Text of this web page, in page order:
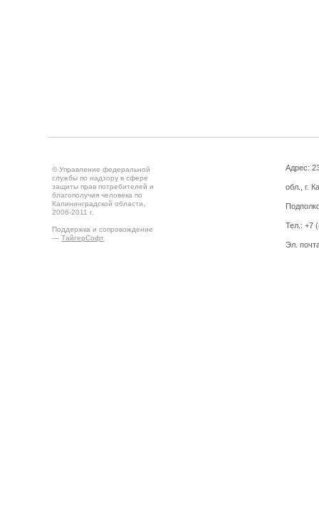
© Управление федеральной
службы по надзору в сфере
защиты прав потребителей и
благополучия человека по
Калининградской области,
2006-2011 г.
Поддержка и сопровождение
— ТайгерСофт
Адрес:
обл., г.
Тел.: +7
Эл.